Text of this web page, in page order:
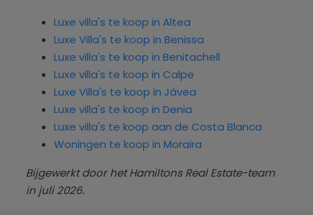
Luxe villa's te koop in Altea
Luxe Villa's te koop in Benissa
Luxe villa's te koop in Benitachell
Luxe villa's te koop in Calpe
Luxe Villa's te koop in Jávea
Luxe villa's te koop in Denia
Luxe villa's te koop aan de Costa Blanca
Woningen te koop in Moraira
Bijgewerkt door het Hamiltons Real Estate-team
in juli 2026.